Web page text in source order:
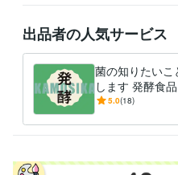
高等学校教諭免許 取得年 : 1993
食品衛生管理者
食品衛生責任者 取得年 : 1993年
有機溶剤作業主任者 取得年 :
アロマテラピー検定1級 取得年 :
ボイラー取扱技能者 取得年 :
得意分野
住まい・美容・生活相談
発酵食
食生活
出品者の人気サービス
菌の知りたい
します 発酵食
食べる方へ、
5.0(18)